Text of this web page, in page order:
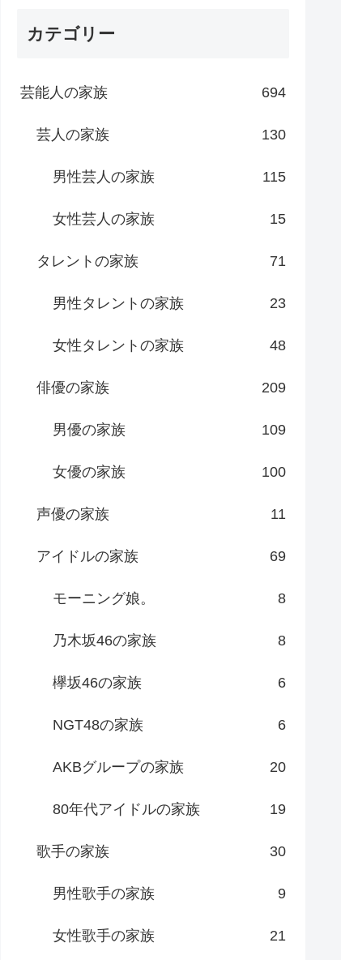
カテゴリー
芸能人の家族 694
芸人の家族 130
男性芸人の家族 115
女性芸人の家族 15
タレントの家族 71
男性タレントの家族 23
女性タレントの家族 48
俳優の家族 209
男優の家族 109
女優の家族 100
声優の家族 11
アイドルの家族 69
モーニング娘。 8
乃木坂46の家族 8
欅坂46の家族 6
NGT48の家族 6
AKBグループの家族 20
80年代アイドルの家族 19
歌手の家族 30
男性歌手の家族 9
女性歌手の家族 21